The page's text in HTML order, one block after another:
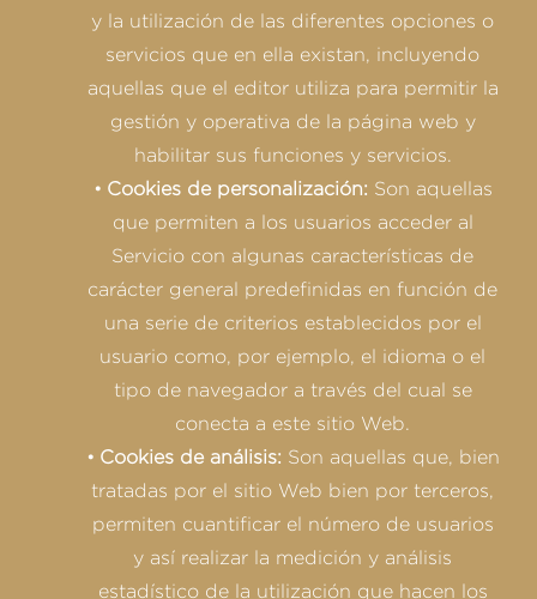
y la utilización de las diferentes opciones o
servicios que en ella existan, incluyendo
aquellas que el editor utiliza para permitir la
gestión y operativa de la página web y
habilitar sus funciones y servicios.
Cookies de personalización: Son aquellas
que permiten a los usuarios acceder al
Servicio con algunas características de
carácter general predefinidas en función de
una serie de criterios establecidos por el
usuario como, por ejemplo, el idioma o el
tipo de navegador a través del cual se
conecta a este sitio Web.
Cookies de análisis: Son aquellas que, bien
tratadas por el sitio Web bien por terceros,
permiten cuantificar el número de usuarios
y así realizar la medición y análisis
estadístico de la utilización que hacen los